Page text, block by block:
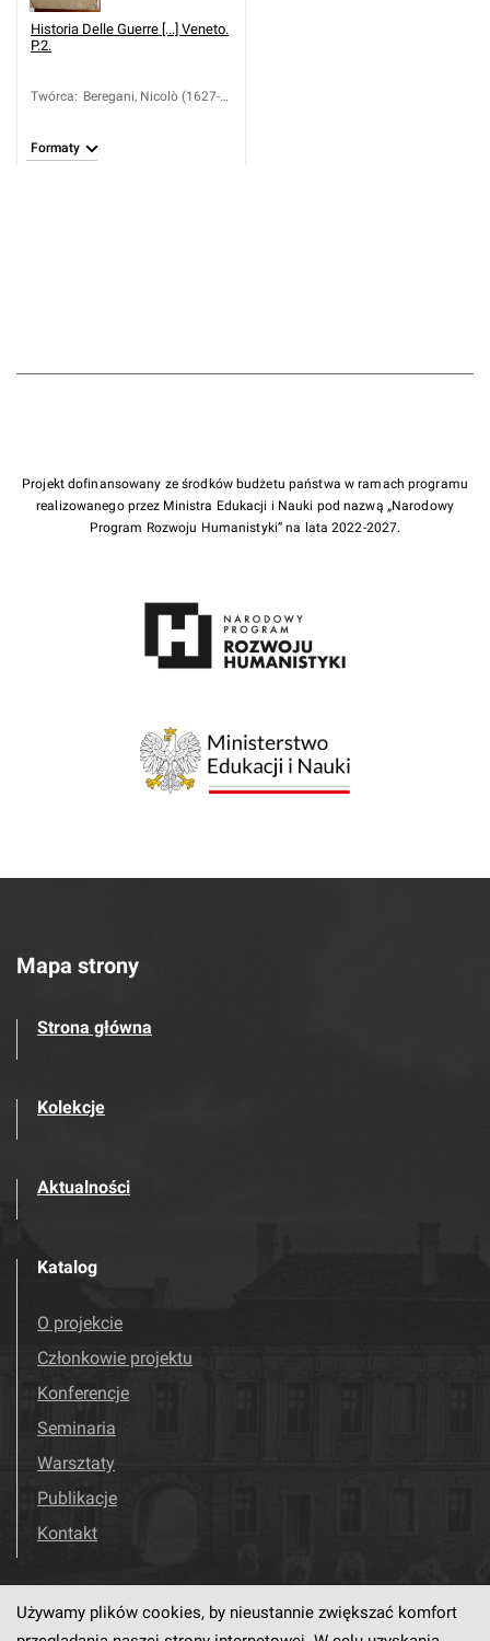
Historia Delle Guerre [...] Veneto.
P.2.
Twórca: Beregani, Nicolò (1627-
Formaty
Projekt dofinansowany ze środków budżetu państwa w ramach programu
realizowanego przez Ministra Edukacji i Nauki pod nazwą „Narodowy
Program Rozwoju Humanistyki” na lata 2022-2027.
Mapa strony
Strona główna
Kolekcje
Aktualności
Katalog
O projekcie
Członkowie projektu
Konferencje
Seminaria
Warsztaty
Publikacje
Kontakt
Odwiedź nas! Facebook
Używamy plików cookies, by nieustannie zwiększać komfort